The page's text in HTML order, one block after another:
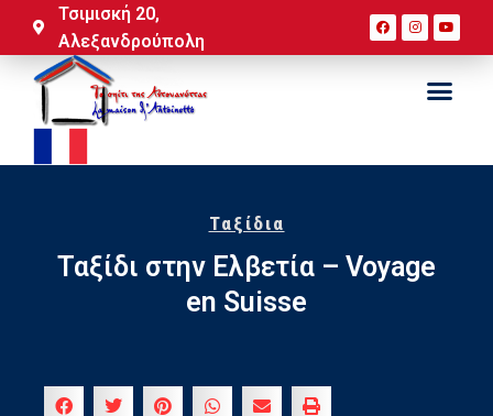
Τσιμισκή 20,
Αλεξανδρούπολη
Ταξίδια
Ταξίδι στην Ελβετία – Voyage
en Suisse